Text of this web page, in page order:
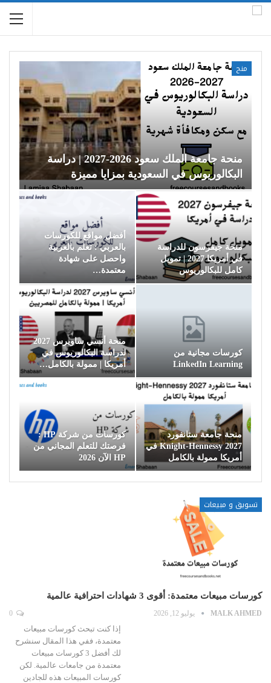
منح
منحة جامعة الملك سعود 2026-2027 | دراسة
البكالوريوس في السعودية بمزايا مميزة
منحة جيفرسون للدراسة
في أمريكا 2027 | تمويل
كامل للبكالوريوس
أفضل مواقع للكورسات
بالعربي : تعلم بالعربية
واحصل على شهادة
معتمدة…
كورسات مجانية من
LinkedIn Learning
منحة أنسي ساويرس 2027
لدراسة البكالوريوس في
أمريكا | ممولة بالكامل…
منحة جامعة ستانفورد
Knight-Hennessy 2027 في
أمريكا ممولة بالكامل
كورسات من شركة HP :
فرصتك للتعلم المجاني من
HP الآن 2026
تسويق و مبيعات
كورسات مبيعات معتمدة: أقوى 3 شهادات احترافية عالمية
MALK AHMED يوليو 12, 2026
إذا كنت تبحث كورسات مبيعات
معتمدة، ففي هذا المقال سنشرح
لك أفضل 3 كورسات مبيعات
معتمدة من جامعات عالمية. لكن
كورسات المبيعات هذه للجادين